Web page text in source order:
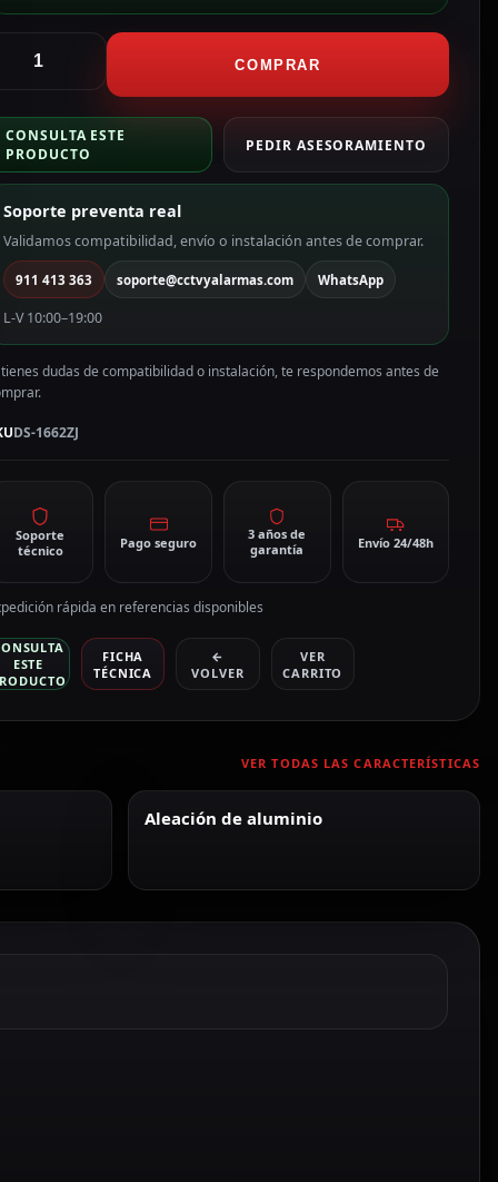
COMPRAR
CONSULTA ESTE
PRODUCTO
PEDIR ASESORAMIENTO
Soporte preventa real
Validamos compatibilidad, envío o instalación antes de comprar.
911 413 363 soporte@cctvyalarmas.com WhatsApp
L-V 10:00–19:00
dudas de compatibilidad o instalación, te respondemos antes de
DS-1662ZJ
Soporte
técnico
Pago seguro
3 años de
garantía
Envío 24/48h
rápida en referencias disponibles
ESTE
FICHA
TÉCNICA
←
VOLVER
VER
CARRITO
VER TODAS LAS CARACTERÍSTICAS
Aleación de aluminio